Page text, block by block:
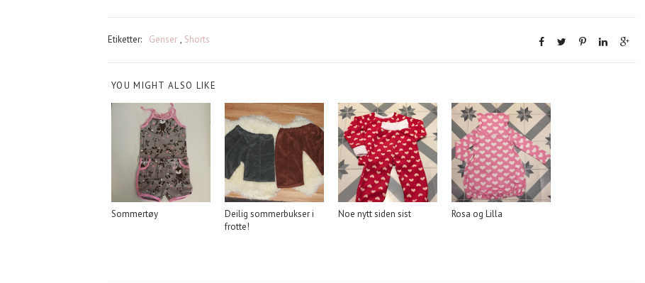
Etiketter: Genser , Shorts
YOU MIGHT ALSO LIKE
Sommertøy
Deilig sommerbukser i
frotte!
Noe nytt siden sist Rosa og Lilla